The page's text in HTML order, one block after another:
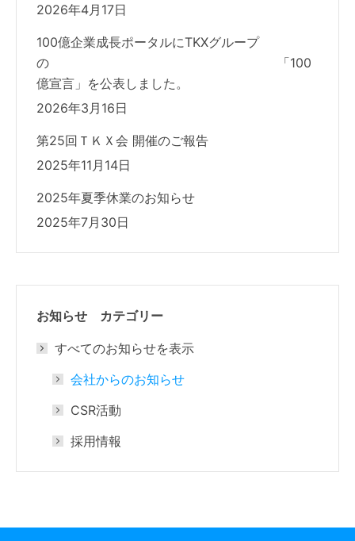
2026年4月17日
100億企業成長ポータルにTKXグループ
の 「100
億宣言」を公表しました。
2026年3月16日
第25回ＴＫＸ会 開催のご報告
2025年11月14日
2025年夏季休業のお知らせ
2025年7月30日
お知らせ カテゴリー
すべてのお知らせを表示
会社からのお知らせ
CSR活動
採用情報